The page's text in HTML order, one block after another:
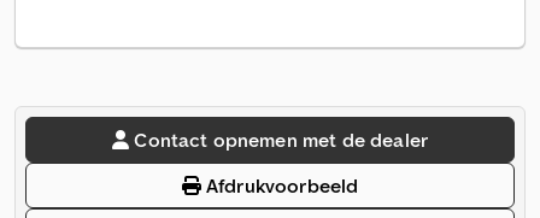
Contact opnemen met de dealer
Afdrukvoorbeeld